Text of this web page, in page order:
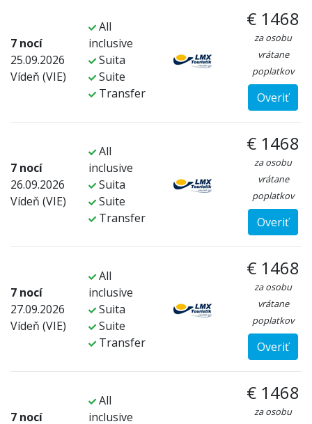
7 nocí
25.09.2026
Vídeň (VIE)
All
inclusive
Suita
Suite
Transfer
€ 1468
za osobu
vrátane
poplatkov
Overiť
7 nocí
26.09.2026
Vídeň (VIE)
All
inclusive
Suita
Suite
Transfer
€ 1468
za osobu
vrátane
poplatkov
Overiť
7 nocí
27.09.2026
Vídeň (VIE)
All
inclusive
Suita
Suite
Transfer
€ 1468
za osobu
vrátane
poplatkov
Overiť
7 nocí
All
inclusive
€ 1468
za osobu